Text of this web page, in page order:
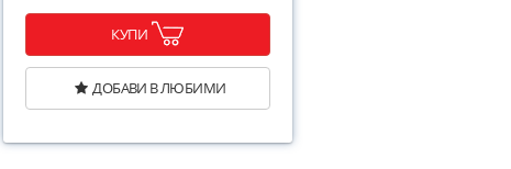
КУПИ
ДОБАВИ В ЛЮБИМИ